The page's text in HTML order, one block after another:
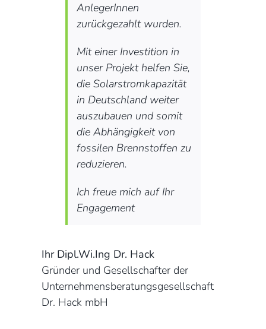
AnlegerInnen
zurückgezahlt wurden.
Mit einer Investition in
unser Projekt helfen Sie,
die Solarstromkapazität
in Deutschland weiter
auszubauen und somit
die Abhängigkeit von
fossilen Brennstoffen zu
reduzieren.
Ich freue mich auf Ihr
Engagement
Ihr Dipl.Wi.Ing Dr. Hack
Gründer und Gesellschafter der
Unternehmensberatungsgesellschaft
Dr. Hack mbH